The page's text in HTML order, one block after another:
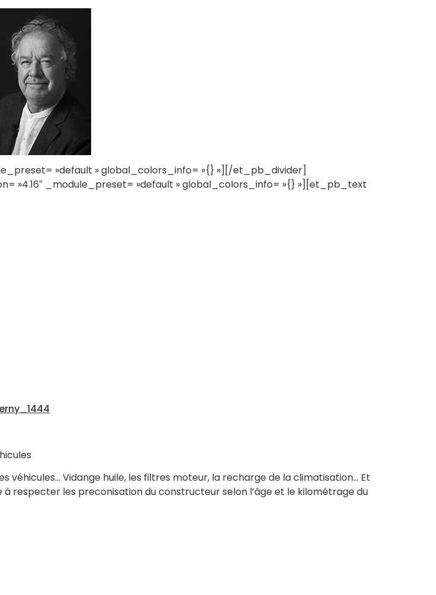
»default » global_colors_info= »{} »][/et_pb_divider]
»4.16″ _module_preset= »default » global_colors_info= »{} »][et_pb_text
véhicules… Vidange huile, les filtres moteur, la recharge de la climatisation… Et
à respecter les preconisation du constructeur selon l’âge et le kilométrage du